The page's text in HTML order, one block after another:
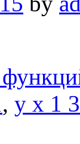
, y x 1 3